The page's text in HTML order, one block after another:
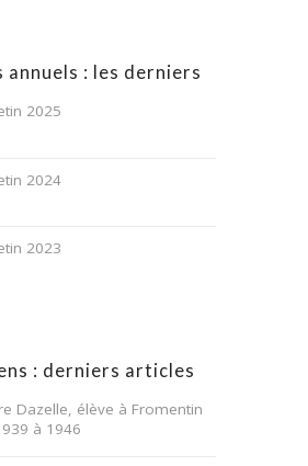
annuels : les derniers
2025
2024
2023
: derniers articles
Dazelle, élève à Fromentin
à 1946